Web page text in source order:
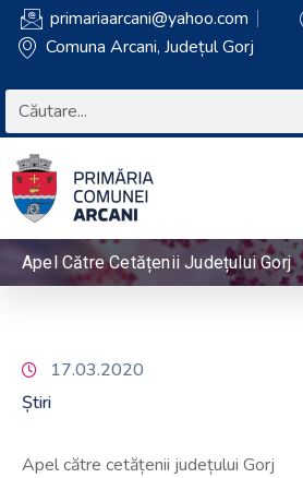
primariaarcani@yahoo.com
Comuna Arcani, Județul Gorj
Apel Către Cetățenii Județului Gorj
17.03.2020
Știri
Apel către cetățenii județului Gorj